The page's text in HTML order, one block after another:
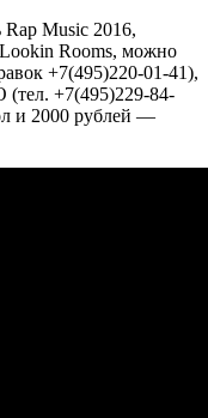
Music 2016,
Lookin Rooms, можно
+7(495)220-01-41),
(тел. +7(495)229-84-
и 2000 рублей —